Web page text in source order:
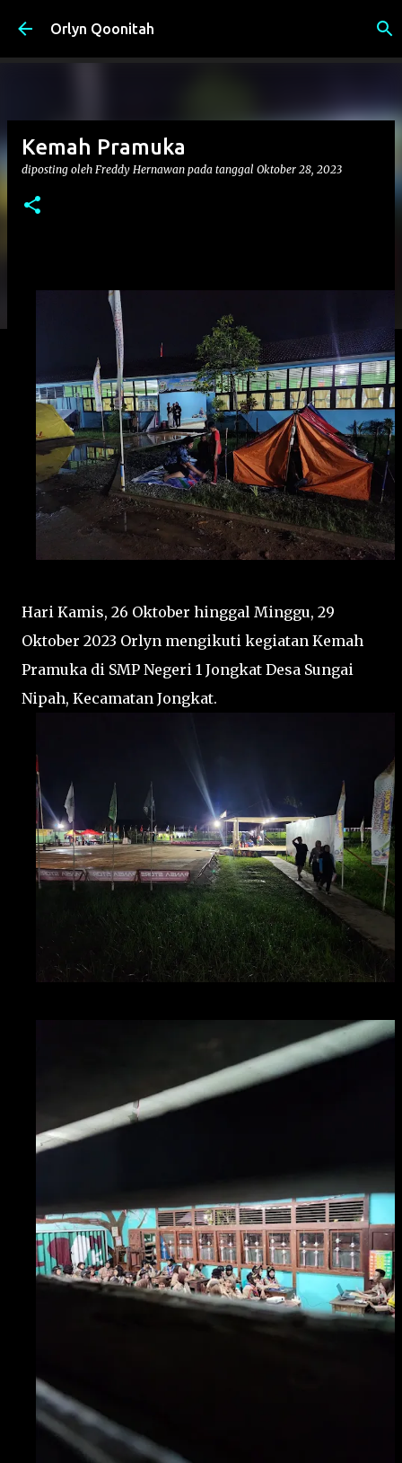
Langsung ke konten utama
Orlyn Qoonitah
Kemah Pramuka
diposting oleh Freddy Hernawan pada tanggal Oktober 28, 2023
Hari Kamis, 26 Oktober hinggal Minggu, 29
Oktober 2023 Orlyn mengikuti kegiatan Kemah
Pramuka di SMP Negeri 1 Jongkat Desa Sungai
Nipah, Kecamatan Jongkat.